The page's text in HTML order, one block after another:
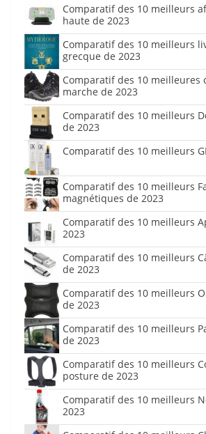
Comparatif des 10 meilleurs
haute de 2023
Comparatif des 10 meilleurs
grecque de 2023
Comparatif des 10 meilleures
marche de 2023
Comparatif des 10 meilleurs
de 2023
Comparatif des 10 meilleurs
Comparatif des 10 meilleurs
magnétiques de 2023
Comparatif des 10 meilleurs
2023
Comparatif des 10 meilleurs
de 2023
Comparatif des 10 meilleurs
de 2023
Comparatif des 10 meilleurs
de 2023
Comparatif des 10 meilleurs
posture de 2023
Comparatif des 10 meilleurs
2023